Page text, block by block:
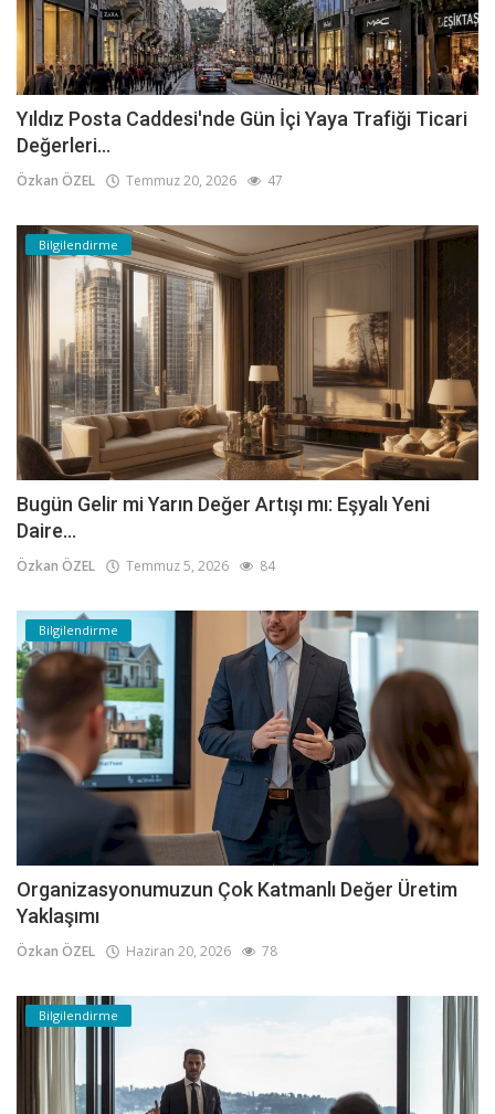
Yıldız Posta Caddesi'nde Gün İçi Yaya Trafiği Ticari
Değerleri...
Özkan ÖZEL Temmuz 20, 2026 47
Bilgilendirme
Bugün Gelir mi Yarın Değer Artışı mı: Eşyalı Yeni
Daire...
Özkan ÖZEL Temmuz 5, 2026 84
Bilgilendirme
Organizasyonumuzun Çok Katmanlı Değer Üretim
Yaklaşımı
Özkan ÖZEL Haziran 20, 2026 78
Bilgilendirme